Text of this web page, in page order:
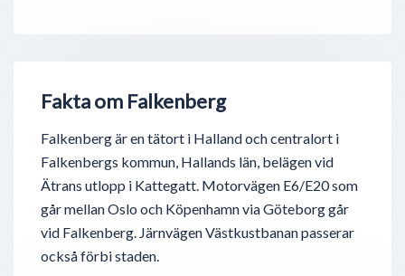
Fakta om Falkenberg
Falkenberg är en tätort i Halland och centralort i
Falkenbergs kommun, Hallands län, belägen vid
Ätrans utlopp i Kattegatt. Motorvägen E6/E20 som
går mellan Oslo och Köpenhamn via Göteborg går
vid Falkenberg. Järnvägen Västkustbanan passerar
också förbi staden.